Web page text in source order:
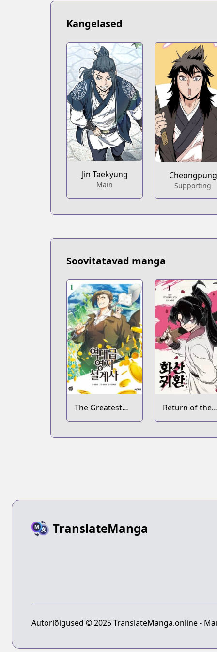
Kangelased
Jin Taekyung
Main
Cheongpung
Supporting
Soovitatavad manga
The Greatest
Estate
Return of the
Blossoming
TranslateManga
Autoriõigused © 2025 TranslateManga.online -